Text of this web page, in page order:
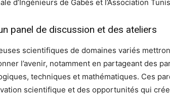
d’Ingénieurs de Gabès et l’Association
panel de discussion et des ateliers
scientifiques de domaines variés
l’avenir, notamment en partageant des
techniques et mathématiques. Ces
scientifique et des opportunités qui